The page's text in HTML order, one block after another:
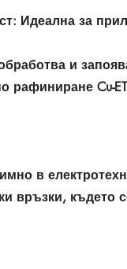
Идеална за
и
рафиниране Cu-
в
връзки, където